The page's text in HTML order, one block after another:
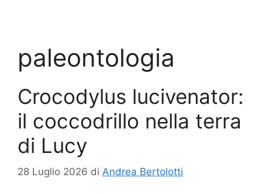
paleontologia
Crocodylus lucivenator:
il coccodrillo nella terra
di Lucy
28 Luglio 2026 di Andrea Bertolotti